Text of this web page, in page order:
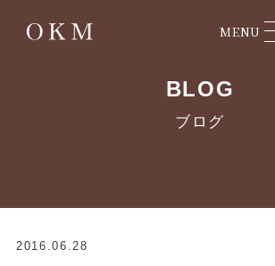
MENU
BLOG
ブログ
2016.06.28